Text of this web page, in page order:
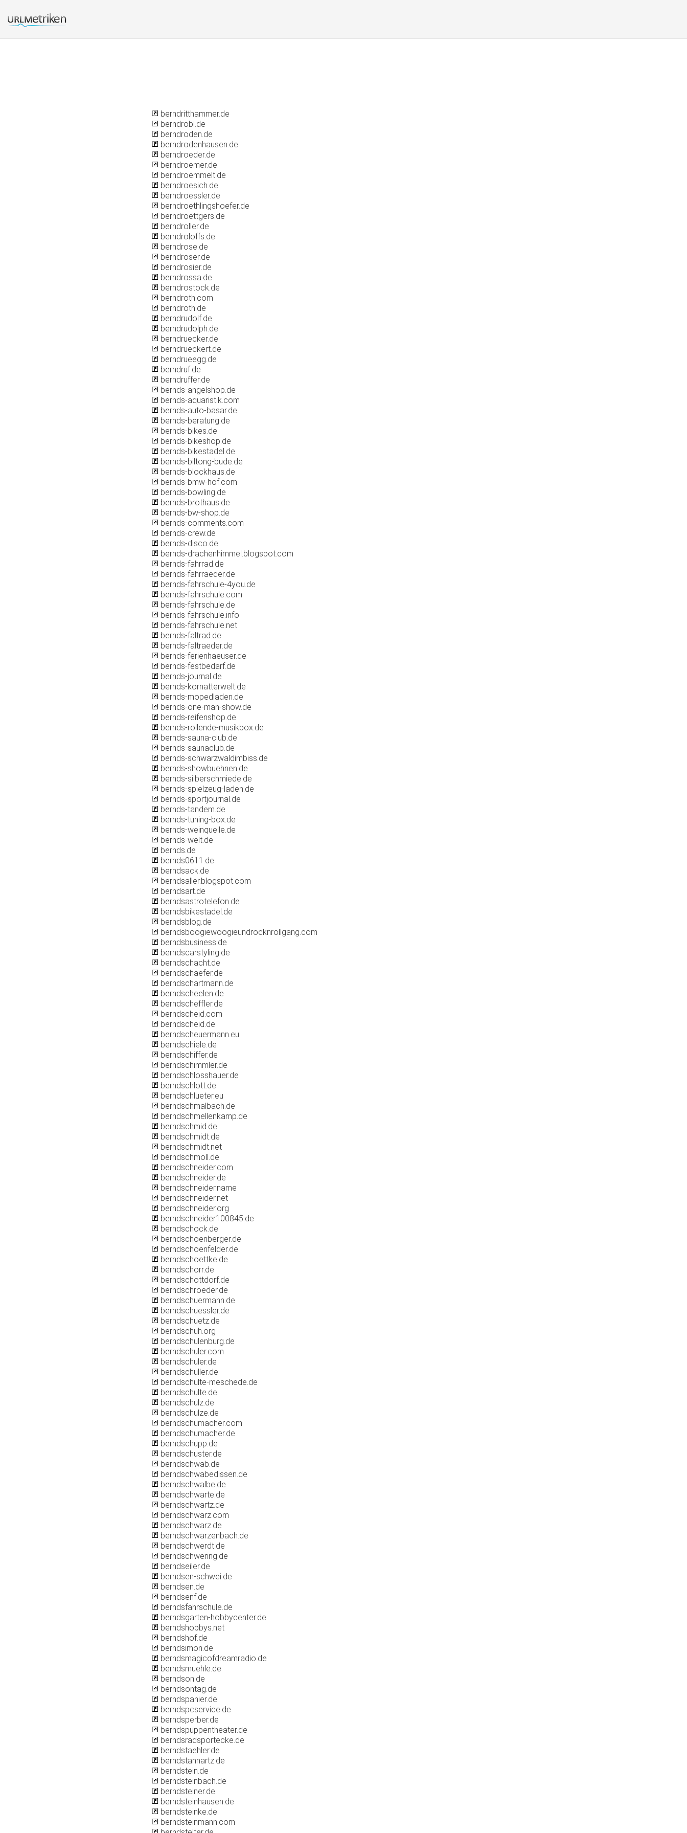
berndritthammer.de
berndrobl.de
berndroden.de
berndrodenhausen.de
berndroeder.de
berndroemer.de
berndroemmelt.de
berndroesich.de
berndroessler.de
berndroethlingshoefer.de
berndroettgers.de
berndroller.de
berndroloffs.de
berndrose.de
berndroser.de
berndrosier.de
berndrossa.de
berndrostock.de
berndroth.com
berndroth.de
berndrudolf.de
berndrudolph.de
berndruecker.de
berndrueckert.de
berndrueegg.de
berndruf.de
berndruffer.de
bernds-angelshop.de
bernds-aquaristik.com
bernds-auto-basar.de
bernds-beratung.de
bernds-bikes.de
bernds-bikeshop.de
bernds-bikestadel.de
bernds-biltong-bude.de
bernds-blockhaus.de
bernds-bmw-hof.com
bernds-bowling.de
bernds-brothaus.de
bernds-bw-shop.de
bernds-comments.com
bernds-crew.de
bernds-disco.de
bernds-drachenhimmel.blogspot.com
bernds-fahrrad.de
bernds-fahrraeder.de
bernds-fahrschule-4you.de
bernds-fahrschule.com
bernds-fahrschule.de
bernds-fahrschule.info
bernds-fahrschule.net
bernds-faltrad.de
bernds-faltraeder.de
bernds-ferienhaeuser.de
bernds-festbedarf.de
bernds-journal.de
bernds-kornatterwelt.de
bernds-mopedladen.de
bernds-one-man-show.de
bernds-reifenshop.de
bernds-rollende-musikbox.de
bernds-sauna-club.de
bernds-saunaclub.de
bernds-schwarzwaldimbiss.de
bernds-showbuehnen.de
bernds-silberschmiede.de
bernds-spielzeug-laden.de
bernds-sportjournal.de
bernds-tandem.de
bernds-tuning-box.de
bernds-weinquelle.de
bernds-welt.de
bernds.de
bernds0611.de
berndsack.de
berndsaller.blogspot.com
berndsart.de
berndsastrotelefon.de
berndsbikestadel.de
berndsblog.de
berndsboogiewoogieundrocknrollgang.com
berndsbusiness.de
berndscarstyling.de
berndschacht.de
berndschaefer.de
berndschartmann.de
berndscheelen.de
berndscheffler.de
berndscheid.com
berndscheid.de
berndscheuermann.eu
berndschiele.de
berndschiffer.de
berndschimmler.de
berndschlosshauer.de
berndschlott.de
berndschlueter.eu
berndschmalbach.de
berndschmellenkamp.de
berndschmid.de
berndschmidt.de
berndschmidt.net
berndschmoll.de
berndschneider.com
berndschneider.de
berndschneider.name
berndschneider.net
berndschneider.org
berndschneider100845.de
berndschock.de
berndschoenberger.de
berndschoenfelder.de
berndschoettke.de
berndschorr.de
berndschottdorf.de
berndschroeder.de
berndschuermann.de
berndschuessler.de
berndschuetz.de
berndschuh.org
berndschulenburg.de
berndschuler.com
berndschuler.de
berndschuller.de
berndschulte-meschede.de
berndschulte.de
berndschulz.de
berndschulze.de
berndschumacher.com
berndschumacher.de
berndschupp.de
berndschuster.de
berndschwab.de
berndschwabedissen.de
berndschwalbe.de
berndschwarte.de
berndschwartz.de
berndschwarz.com
berndschwarz.de
berndschwarzenbach.de
berndschwerdt.de
berndschwering.de
berndseiler.de
berndsen-schwei.de
berndsen.de
berndsenf.de
berndsfahrschule.de
berndsgarten-hobbycenter.de
berndshobbys.net
berndshof.de
berndsimon.de
berndsmagicofdreamradio.de
berndsmuehle.de
berndson.de
berndsontag.de
berndspanier.de
berndspcservice.de
berndsperber.de
berndspuppentheater.de
berndsradsportecke.de
berndstaehler.de
berndstannartz.de
berndstein.de
berndsteinbach.de
berndsteiner.de
berndsteinhausen.de
berndsteinke.de
berndsteinmann.com